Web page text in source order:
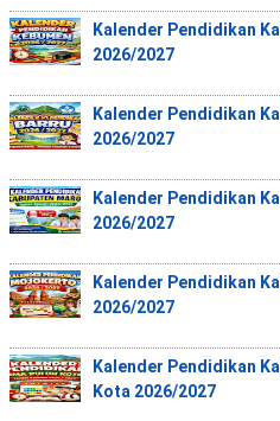
Kalender Pendidikan
2026/2027
Kalender Pendidikan
2026/2027
Kalender Pendidikan
2026/2027
Kalender Pendidikan
2026/2027
Kalender Pendidikan
Kota 2026/2027